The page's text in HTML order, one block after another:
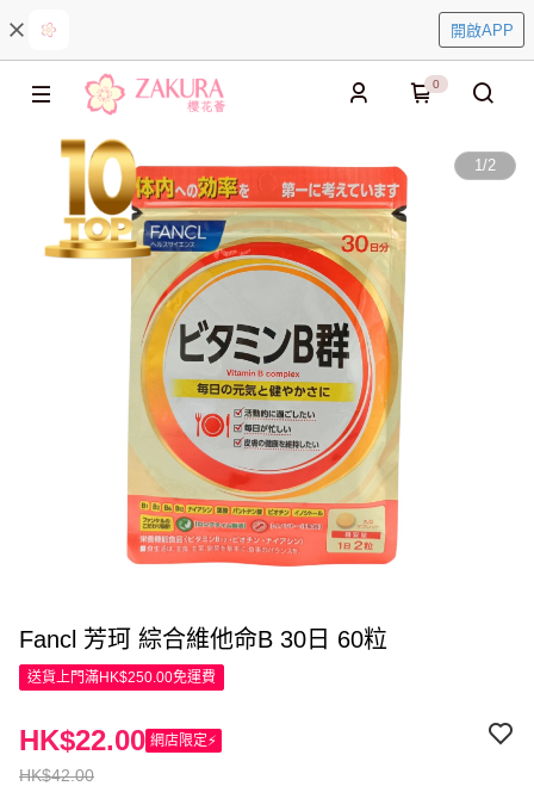
開啟APP
0
1/2
Fancl 芳珂 綜合維他命B 30日 60粒
送貨上門滿HK$250.00免運費
HK$42.00
HK$22.00 網店限定⚡